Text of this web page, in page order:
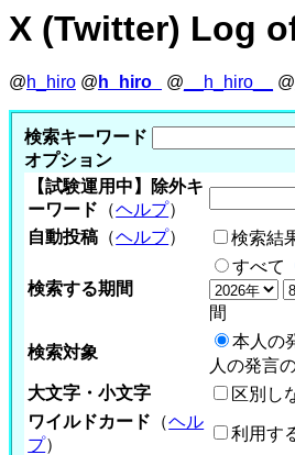
X (Twitter) Log
@h_hiro @ h_hiro_ @ __h_hiro__ @
検索キーワード
オプション
【試験運用中】除外キ
ーワード （ヘルプ）
自動投稿 （ヘルプ） 検索結
検索する期間
すべて
間
検索対象
本人の
人の発言
大文字・小文字
区別し
ワイルドカード （ヘル
プ）
利用す